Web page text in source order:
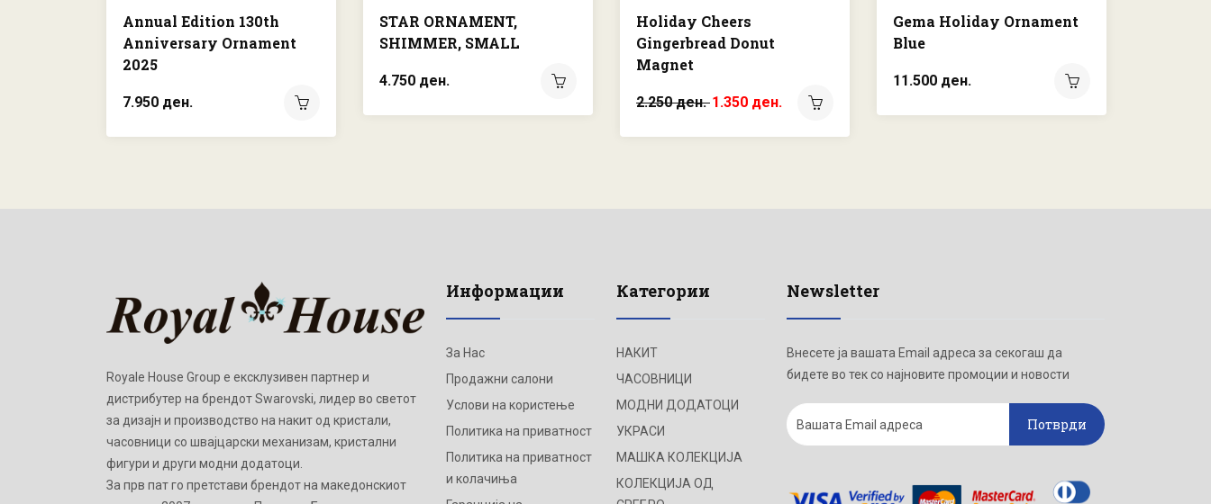
Annual Edition 130th
Anniversary Ornament
2025
7.950 ден.
STAR ORNAMENT,
SHIMMER, SMALL
4.750 ден.
Holiday Cheers
Gingerbread Donut
Magnet
2.250 ден.1.350 ден.
Gema Holiday Ornament
Blue
11.500 ден.
Royale House Group е ексклузивен партнер и
дистрибутер на брендот Swarovski, лидер во светот
за дизајн и производство на накит од кристали,
часовници со швајцарски механизам, кристални
фигури и други модни додатоци.
Зa прв пат го претстави брендот на македонскиот
Информации
За Нас
Продажни салони
Услови на користење
Политика на приватност
Политика на приватност
и колачиња
Категории
НАКИТ
ЧАСОВНИЦИ
МОДНИ ДОДАТОЦИ
УКРАСИ
МАШКА КОЛЕКЦИЈА
КОЛЕКЦИЈА ОД
Newsletter
Внесете ја вашата Email адреса за секогаш да
бидете во тек со најновите промоции и новости
Потврди